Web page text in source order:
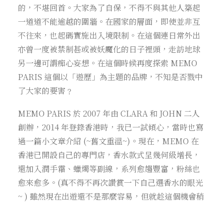
的，不堪回首。大家為了自保，不得不與其他人築起
一道道不能逾越的圍牆。在國家的層面，即使並非互
不往來，也起碼實施出入境限制。在這個連日常外出
亦曾一度被禁制甚或被妖魔化的日子裡頭，走訪地球
另一邊可謂痴心妄想。在這個時候再度探索 MEMO
PARIS 這個以「遊歷」為主題的品牌，不知是否戮中
了大家的要害﹖
MEMO PARIS 於 2007 年由 CLARA 和 JOHN 二人
創辦，2014 年登錄香港時，我已一試傾心，當時也寫
過一篇小文章介紹 (~舊文重溫~)。現在，MEMO 在
香港已開設自己的專門店，香水款式呈幾何級增長，
還加入潤手霜、蠟燭等副線，系列愈趨豐富，粉絲也
愈來愈多。(真不得不再次讚賞一下自己選香水的眼光
~ ) 雖然現在出遊還不是那麼容易，但就趁這個機會稍